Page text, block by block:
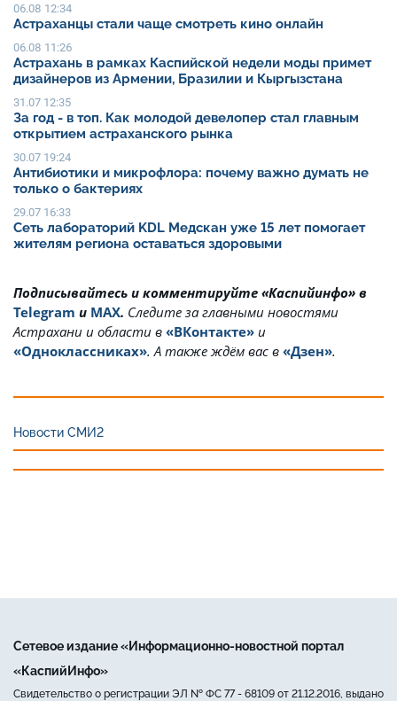
06.08 12:34
Астраханцы стали чаще смотреть кино онлайн
06.08 11:26
Астрахань в рамках Каспийской недели моды примет
дизайнеров из Армении, Бразилии и Кыргызстана
31.07 12:35
За год - в топ. Как молодой девелопер стал главным
открытием астраханского рынка
30.07 19:24
Антибиотики и микрофлора: почему важно думать не
только о бактериях
29.07 16:33
Сеть лабораторий KDL Медскан уже 15 лет помогает
жителям региона оставаться здоровыми
Подписывайтесь и комментируйте «Каспийинфо» в
Telegram и MAX. Cледите за главными новостями
Астрахани и области в «ВКонтакте» и
«Одноклассниках». А также ждём вас в «Дзен».
Новости СМИ2
Сетевое издание «Информационно-новостной портал
«КаспийИнфо»
Свидетельство о регистрации ЭЛ № ФС 77 - 68109 от 21.12.2016, выдано